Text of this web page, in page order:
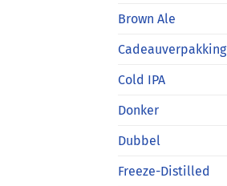
Brown Ale
Cadeauverpakking
Cold IPA
Donker
Dubbel
Freeze-Distilled